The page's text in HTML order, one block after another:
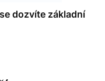
dozvíte základní